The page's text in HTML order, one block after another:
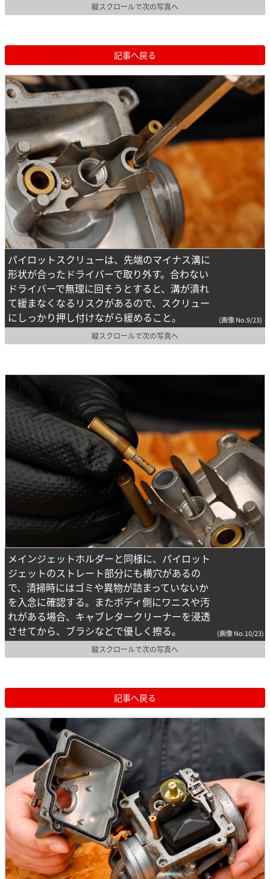
縦スクロールで次の写真へ
記事へ戻る
パイロットスクリューは、先端のマイナス溝に
形状が合ったドライバーで取り外す。合わない
ドライバーで無理に回そうとすると、溝が潰れ
て緩まなくなるリスクがあるので、スクリュー
にしっかり押し付けながら緩めること。
(画像 No.9/23)
縦スクロールで次の写真へ
メインジェットホルダーと同様に、パイロット
ジェットのストレート部分にも横穴があるの
で、清掃時にはゴミや異物が詰まっていないか
を入念に確認する。またボディ側にワニスや汚
れがある場合、キャブレタークリーナーを浸透
させてから、ブラシなどで優しく擦る。
(画像 No.10/23)
縦スクロールで次の写真へ
記事へ戻る